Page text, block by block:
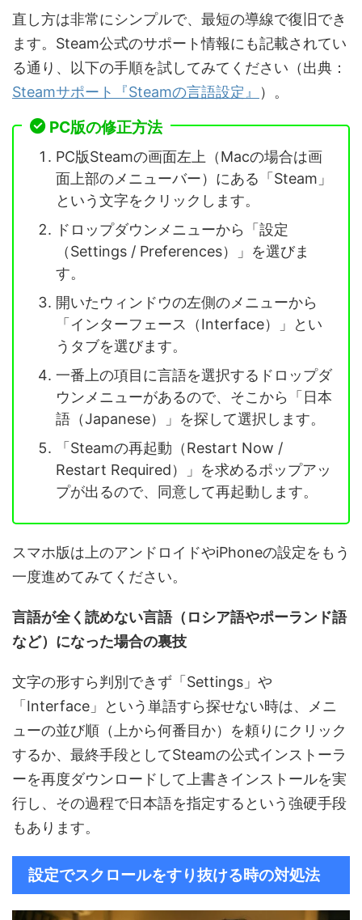
直し方は非常にシンプルで、最短の導線で復旧でき
ます。Steam公式のサポート情報にも記載されてい
る通り、以下の手順を試してみてください（出典：
Steamサポート『Steamの言語設定』
）。
PC版の修正方法
PC版Steamの画面左上（Macの場合は画
面上部のメニューバー）にある「Steam」
という文字をクリックします。
ドロップダウンメニューから「設定
（Settings / Preferences）」を選びま
す。
開いたウィンドウの左側のメニューから
「インターフェース（Interface）」とい
うタブを選びます。
一番上の項目に言語を選択するドロップダ
ウンメニューがあるので、そこから「日本
語（Japanese）」を探して選択します。
「Steamの再起動（Restart Now /
Restart Required）」を求めるポップアッ
プが出るので、同意して再起動します。
スマホ版は上のアンドロイドやiPhoneの設定をもう
一度進めてみてください。
言語が全く読めない言語（ロシア語やポーランド語
など）になった場合の裏技
文字の形すら判別できず「Settings」や
「Interface」という単語すら探せない時は、メニ
ューの並び順（上から何番目か）を頼りにクリック
するか、最終手段としてSteamの公式インストーラ
ーを再度ダウンロードして上書きインストールを実
行し、その過程で日本語を指定するという強硬手段
もあります。
設定でスクロールをすり抜ける時の対処法